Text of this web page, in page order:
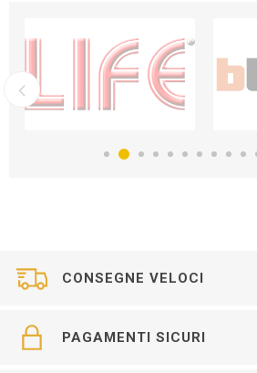
CONSEGNE VELOCI
PAGAMENTI SICURI